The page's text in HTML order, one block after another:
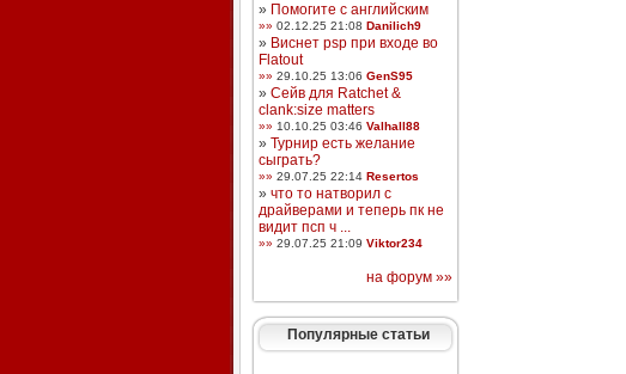
» Помогите с английским
»» 02.12.25 21:08 Danilich9
» Виснет psp при входе во
Flatout
»» 29.10.25 13:06 GenS95
» Сейв для Ratchet &
clank:size matters
»» 10.10.25 03:46 Valhall88
» Турнир есть желание
сыграть?
»» 29.07.25 22:14 Resertos
» что то натворил с
драйверами и теперь пк не
видит псп ч ...
»» 29.07.25 21:09 Viktor234
на форум »»
Популярные статьи